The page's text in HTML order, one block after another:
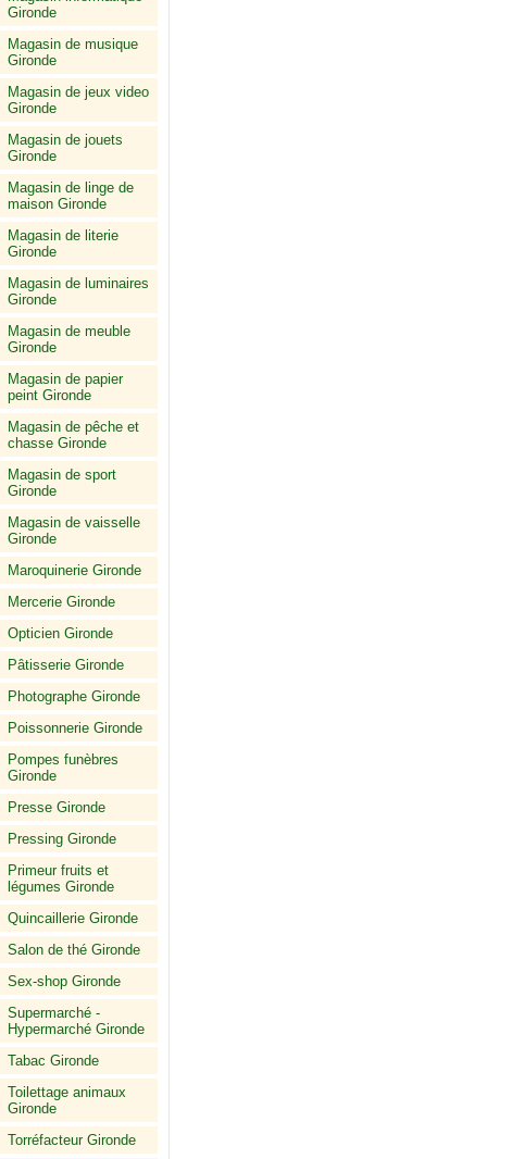
Gironde
Magasin de musique
Gironde
Magasin de jeux video
Gironde
Magasin de jouets
Gironde
Magasin de linge de
maison Gironde
Magasin de literie
Gironde
Magasin de luminaires
Gironde
Magasin de meuble
Gironde
Magasin de papier
peint Gironde
Magasin de pêche et
chasse Gironde
Magasin de sport
Gironde
Magasin de vaisselle
Gironde
Maroquinerie Gironde
Mercerie Gironde
Opticien Gironde
Pâtisserie Gironde
Photographe Gironde
Poissonnerie Gironde
Pompes funèbres
Gironde
Presse Gironde
Pressing Gironde
Primeur fruits et
légumes Gironde
Quincaillerie Gironde
Salon de thé Gironde
Sex-shop Gironde
Supermarché -
Hypermarché Gironde
Tabac Gironde
Toilettage animaux
Gironde
Torréfacteur Gironde